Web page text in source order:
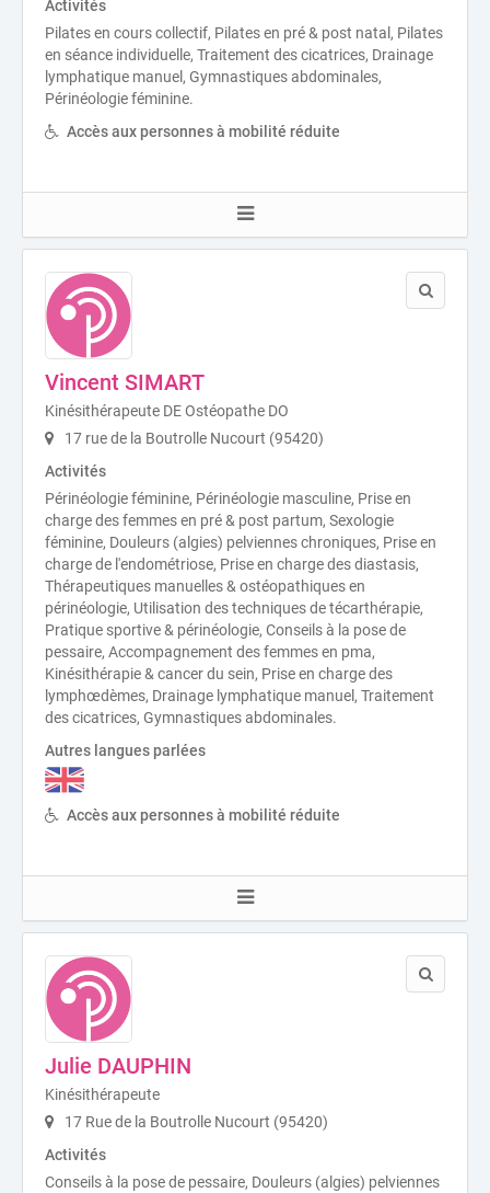
Activités
Pilates en cours collectif, Pilates en pré & post natal, Pilates
en séance individuelle, Traitement des cicatrices, Drainage
lymphatique manuel, Gymnastiques abdominales,
Périnéologie féminine.
Accès aux personnes à mobilité réduite
Vincent SIMART
Kinésithérapeute DE Ostéopathe DO
17 rue de la Boutrolle Nucourt (95420)
Activités
Périnéologie féminine, Périnéologie masculine, Prise en
charge des femmes en pré & post partum, Sexologie
féminine, Douleurs (algies) pelviennes chroniques, Prise en
charge de l'endométriose, Prise en charge des diastasis,
Thérapeutiques manuelles & ostéopathiques en
périnéologie, Utilisation des techniques de técarthérapie,
Pratique sportive & périnéologie, Conseils à la pose de
pessaire, Accompagnement des femmes en pma,
Kinésithérapie & cancer du sein, Prise en charge des
lymphœdèmes, Drainage lymphatique manuel, Traitement
des cicatrices, Gymnastiques abdominales.
Autres langues parlées
Accès aux personnes à mobilité réduite
Julie DAUPHIN
Kinésithérapeute
17 Rue de la Boutrolle Nucourt (95420)
Activités
Conseils à la pose de pessaire, Douleurs (algies) pelviennes